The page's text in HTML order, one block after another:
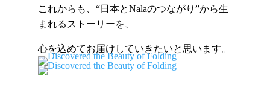
これからも、“日本とNalaのつながり”から生
まれるストーリーを、
心を込めてお届けしていきたいと思います。